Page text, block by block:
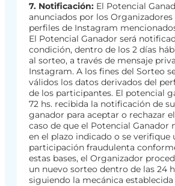
7. Notificación: El Potencial
anunciados por los Organizadores
perfiles de Instagram
El Potencial Ganador será
condición, dentro de los 2 días
al sorteo, a través de mensaje
Instagram. A los fines del Sorteo
válidos los datos derivados del
de los participantes. El potencial
72 hs. recibida la notificación de
ganador para aceptar o rechazar
caso de que el Potencial Ganador
en el plazo indicado o se verifique
participación fraudulenta
estas bases, el Organizador
un nuevo sorteo dentro de las 24
siguiendo la mecánica